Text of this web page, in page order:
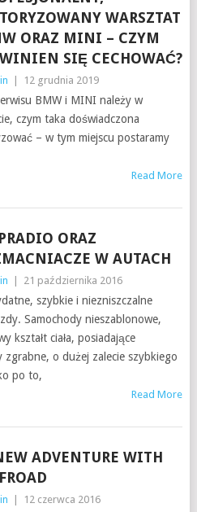
WARSZTAT
ORAZ MINI – CZYM
SIĘ CECHOWAĆ?
12 grudnia 2019
BMW i MINI należy w
czym taka doświadczona
– w tym miejscu postaramy
Read More
ORAZ
W AUTACH
21 października 2016
szybkie i niezniszczalne
Samochody nieszablonowe,
kształt ciała, posiadające
o dużej zalecie szybkiego
po to,
Read More
ADVENTURE WITH
12 czerwca 2016